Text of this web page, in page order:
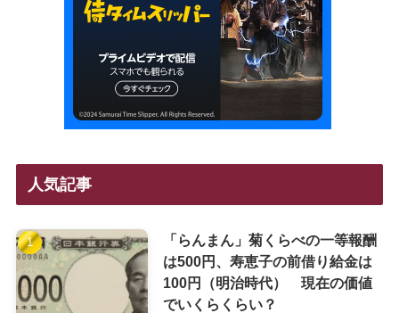
人気記事
「らんまん」菊くらべの一等報酬
は500円、寿恵子の前借り給金は
100円（明治時代） 現在の価値
でいくらくらい？